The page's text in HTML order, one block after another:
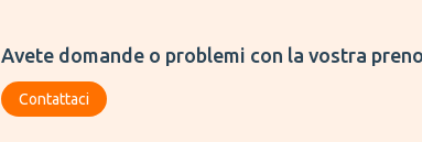
Avete domande o problemi con la vostra
Contattaci